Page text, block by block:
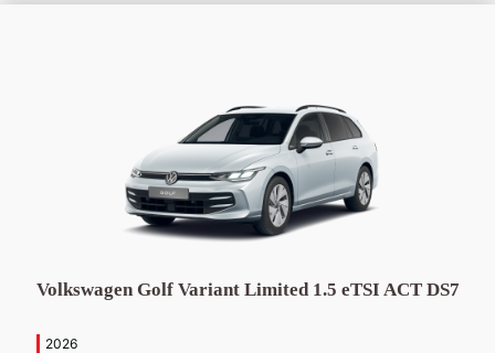
Volkswagen Golf Variant Limited 1.5 eTSI ACT DS7
2026